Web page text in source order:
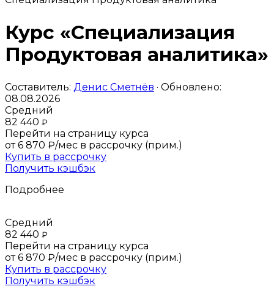
Курс «Специализация
Продуктовая аналитика»
Составитель: Денис Сметнёв · Обновлено:
08.08.2026
Средний
82 440 ₽
Перейти на страницу курса
от 6 870 ₽/мес в рассрочку (прим.)
Купить в рассрочку
Получить кэшбэк
Подробнее
Средний
82 440 ₽
Перейти на страницу курса
от 6 870 ₽/мес в рассрочку (прим.)
Купить в рассрочку
Получить кэшбэк